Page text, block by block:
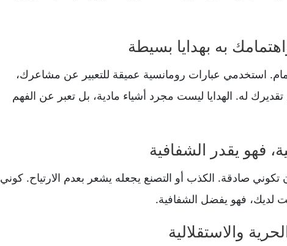
استخدمي عبارات رومانسية عميقة للتعبير عن مشاعرك،
له. الهدايا ليست مجرد أشياء مادية، بل تعبر عن الفهم
تكوني صادقة. الكذب أو التصنع يجعله يشعر بعدم الارتياح. كوني
لديك، فهو يفضل الشفافية.